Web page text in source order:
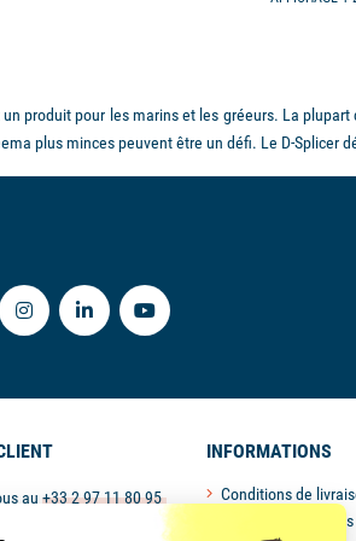
un produit pour les marins et les gréeurs. La
plus minces peuvent être un défi. Le D-
au +33 2 97 11 80 95
INFORMATIONS
Conditions de
Retours & échanges